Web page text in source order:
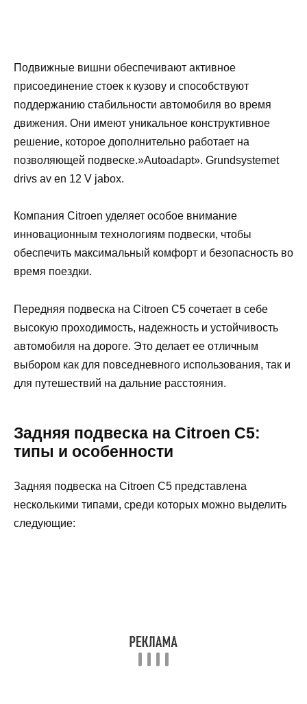
Подвижные вишни обеспечивают активное
присоединение стоек к кузову и способствуют
поддержанию стабильности автомобиля во время
движения. Они имеют уникальное конструктивное
решение, которое дополнительно работает на
позволяющей подвеске.»Autoadapt». Grundsystemet
drivs av en 12 V jabox.
Компания Citroen уделяет особое внимание
инновационным технологиям подвески, чтобы
обеспечить максимальный комфорт и безопасность во
время поездки.
Передняя подвеска на Citroen C5 сочетает в себе
высокую проходимость, надежность и устойчивость
автомобиля на дороге. Это делает ее отличным
выбором как для повседневного использования, так и
для путешествий на дальние расстояния.
Задняя подвеска на Citroen C5:
типы и особенности
Задняя подвеска на Citroen C5 представлена
несколькими типами, среди которых можно выделить
следующие: